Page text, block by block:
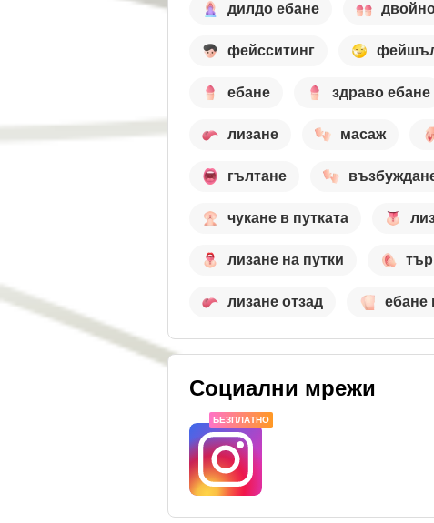
дилдо ебане
фейсситинг
ебане здраво ебане
лизане масаж
гълтане
чукане в путката
лизане на путки
лизане отзад ебане
Социални мрежи
БЕЗПЛАТНО